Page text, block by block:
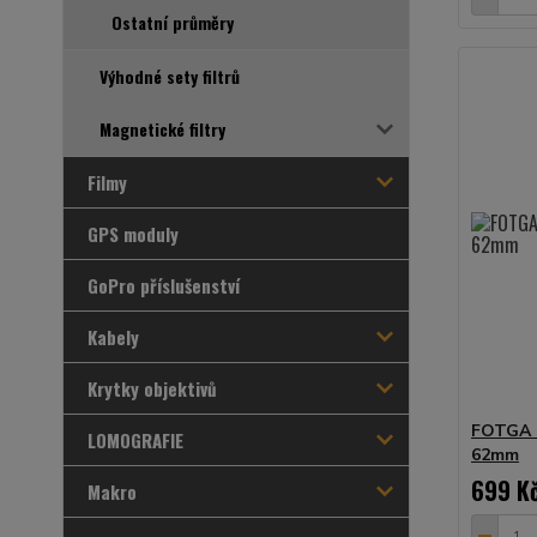
Ostatní průměry
Výhodné sety filtrů
Magnetické filtry
Filmy
GPS moduly
GoPro příslušenství
Kabely
Krytky objektivů
LOMOGRAFIE
Makro
62mm
699